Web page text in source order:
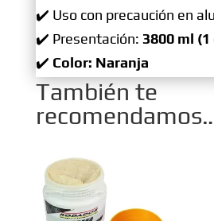
✔️ Uso con precaución en
✔️ Presentación: 3800 ml
✔️ Color: Naranja
También te